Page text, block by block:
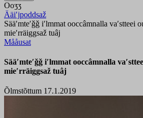
Ooʒʒ
Ääiʹjpoddsaž
Sääʹmteʹǧǧ iʹlmmat ooccâmnalla vaʹstteei
mieʹrräiggsaž tuâj
Mååusat
Sääʹmteʹǧǧ iʹlmmat ooccâmnalla
mieʹrräiggsaž tuâj
Õlmstõttum 17.1.2019